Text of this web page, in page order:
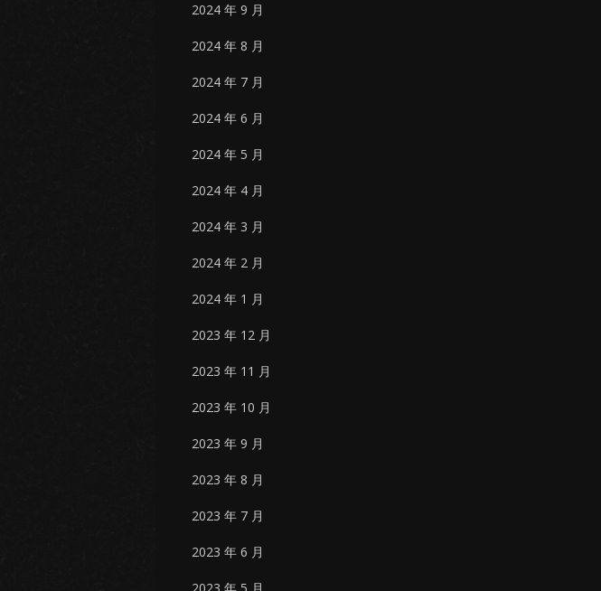
2024 年 9 月
2024 年 8 月
2024 年 7 月
2024 年 6 月
2024 年 5 月
2024 年 4 月
2024 年 3 月
2024 年 2 月
2024 年 1 月
2023 年 12 月
2023 年 11 月
2023 年 10 月
2023 年 9 月
2023 年 8 月
2023 年 7 月
2023 年 6 月